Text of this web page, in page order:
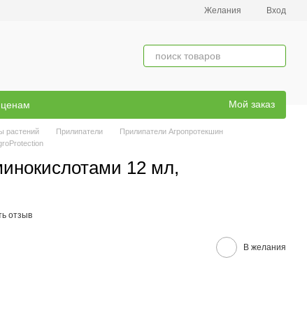
Желания Вход
Мой заказ
растений Прилипатели
Прилипатели Агропротекшин
12 мл,
отзыв
В желания